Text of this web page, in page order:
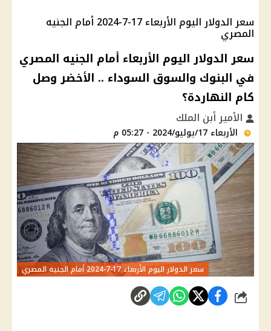
سعر الدولار اليوم الأربعاء 17-7-2024 أمام الجنيه
المصري
سعر الدولار اليوم الأربعاء أمام الجنيه المصري
في البنوك والسوق السوداء .. الأخضر وصل
كام النهاردة؟
الأمير أبن الملك
الأربعاء 17/يوليو/2024 - 05:27 م
سعر الدولار اليوم الأربعاء 17-7-2024 أمام الجنيه المصري
شارك